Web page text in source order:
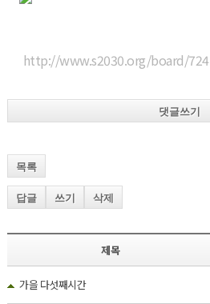
http://www.s2030.org/board/724
댓글쓰기
목록
답글 쓰기 삭제
제목
가을 다섯째시간